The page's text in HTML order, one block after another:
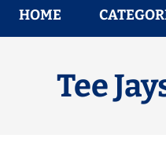
HOME
Tee